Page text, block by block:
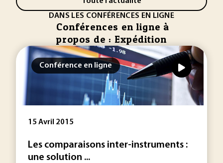
DANS LES CONFÉRENCES EN LIGNE
Conférences en ligne à
propos de : Expédition
Conférence en ligne
15 Avril 2015
Les comparaisons inter-instruments :
une solution ...